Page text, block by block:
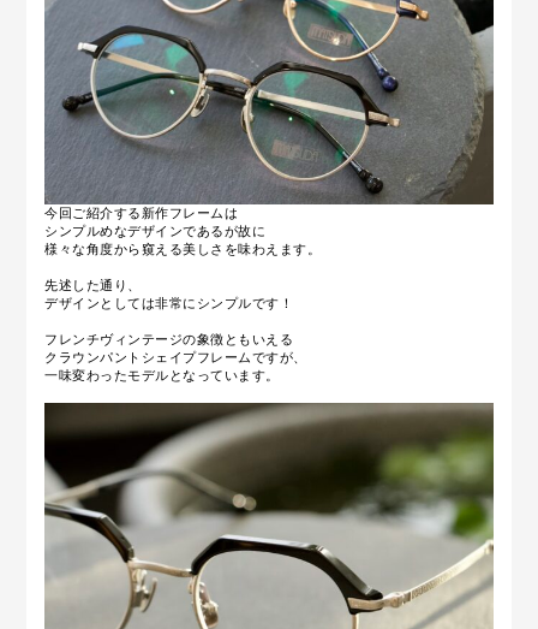
今回ご紹介する新作フレームは
シンプルめなデザインであるが故に
様々な角度から窺える美しさを味わえます。
先述した通り、
デザインとしては非常にシンプルです！
フレンチヴィンテージの象徴ともいえる
クラウンパントシェイプフレームですが、
一味変わったモデルとなっています。